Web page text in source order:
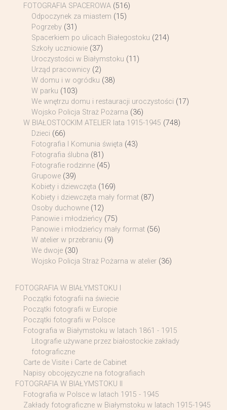
FOTOGRAFIA SPACEROWA (516)
Odpoczynek za miastem (15)
Pogrzeby (31)
Spacerkiem po ulicach Białegostoku (214)
Szkoły uczniowie (37)
Uroczystości w Białymstoku (11)
Urząd pracownicy (2)
W domu i w ogródku (38)
W parku (103)
We wnętrzu domu i restauracji uroczystości (17)
Wojsko Policja Straż Pożarna (36)
W BIAŁOSTOCKIM ATELIER lata 1915-1945 (748)
Dzieci (66)
Fotografia I Komunia święta (43)
Fotografia ślubna (81)
Fotografie rodzinne (45)
Grupowe (39)
Kobiety i dziewczęta (169)
Kobiety i dziewczęta mały format (87)
Osoby duchowne (12)
Panowie i młodzieńcy (75)
Panowie i młodzieńcy mały format (56)
W atelier w przebraniu (9)
We dwoje (30)
Wojsko Policja Straż Pożarna w atelier (36)
FOTOGRAFIA W BIAŁYMSTOKU I
Początki fotografii na świecie
Początki fotografii w Europie
Początki fotografii w Polsce
Fotografia w Białymstoku w latach 1861 - 1915
Litografie używane przez białostockie zakłady
fotograficzne
Carte de Visite i Carte de Cabinet
Napisy obcojęzyczne na fotografiach
FOTOGRAFIA W BIAŁYMSTOKU II
Fotografia w Polsce w latach 1915 - 1945
Zakłady fotograficzne w Białymstoku w latach 1915-1945